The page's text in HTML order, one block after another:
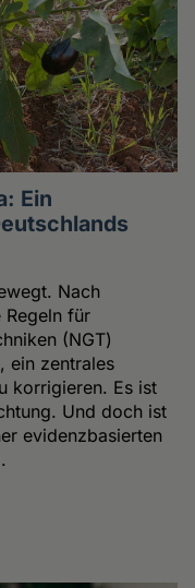
Ein
Nach
Regeln für
(NGT)
ein zentrales
korrigieren. Es ist
Und doch ist
evidenzbasierten